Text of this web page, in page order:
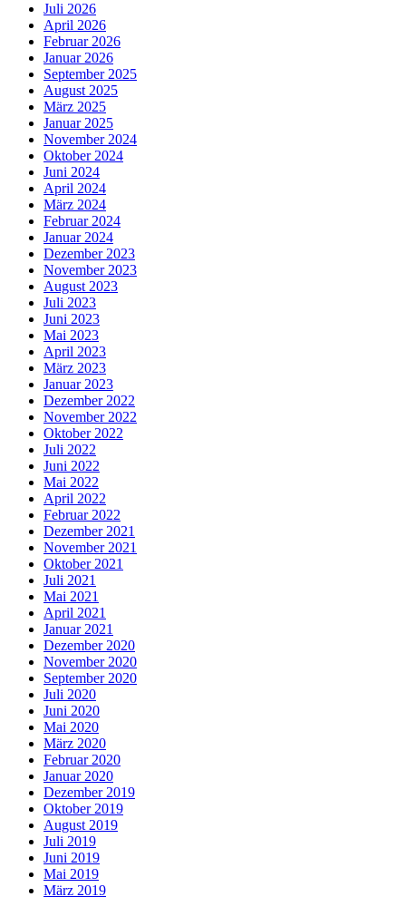
Juli 2026
April 2026
Februar 2026
Januar 2026
September 2025
August 2025
März 2025
Januar 2025
November 2024
Oktober 2024
Juni 2024
April 2024
März 2024
Februar 2024
Januar 2024
Dezember 2023
November 2023
August 2023
Juli 2023
Juni 2023
Mai 2023
April 2023
März 2023
Januar 2023
Dezember 2022
November 2022
Oktober 2022
Juli 2022
Juni 2022
Mai 2022
April 2022
Februar 2022
Dezember 2021
November 2021
Oktober 2021
Juli 2021
Mai 2021
April 2021
Januar 2021
Dezember 2020
November 2020
September 2020
Juli 2020
Juni 2020
Mai 2020
März 2020
Februar 2020
Januar 2020
Dezember 2019
Oktober 2019
August 2019
Juli 2019
Juni 2019
Mai 2019
März 2019